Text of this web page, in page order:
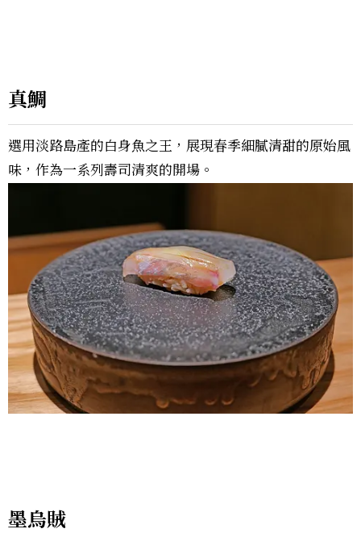
真鯛
選用淡路島產的白身魚之王，展現春季細膩清甜的原始風
味，作為一系列壽司清爽的開場。
墨烏賊